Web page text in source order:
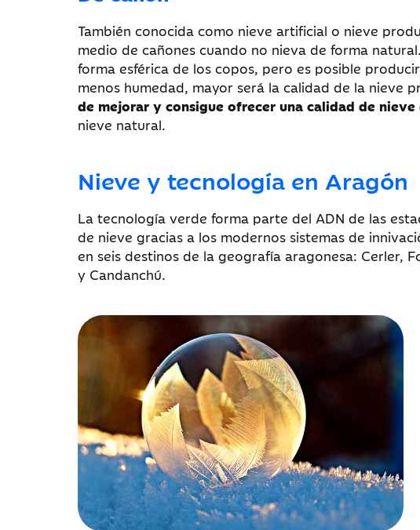
También conocida como nieve artificial o nieve
medio de cañones cuando no nieva de forma
forma esférica de los copos, pero es posible
menos humedad, mayor será la calidad de la nieve
de mejorar y consigue ofrecer una calidad de
nieve natural.
Nieve y tecnología en Aragón
La tecnología verde forma parte del ADN de las
de nieve gracias a los modernos sistemas de
en seis destinos de la geografía aragonesa: Cerler,
y Candanchú.